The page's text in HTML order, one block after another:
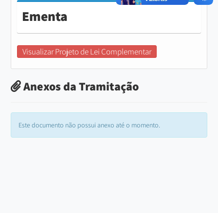
Ementa
Visualizar Projeto de Lei Complementar
Anexos da Tramitação
Este documento não possui anexo até o momento.